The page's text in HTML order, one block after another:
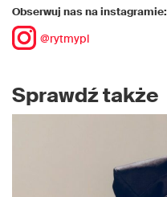
Obserwuj nas na instagramie:
@rytmypl
Sprawdź także